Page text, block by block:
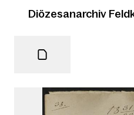
Diözesanarchiv